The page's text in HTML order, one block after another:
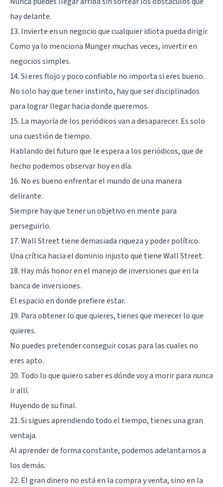
hay delante.
13. Invierte en un negocio que cualquier idiota pueda dirigir.
Como ya lo menciona Munger muchas veces, invertir en
negocios simples.
14. Si eres flojo y poco confiable no importa si eres bueno.
No solo hay que tener instinto, hay que ser disciplinados
para lograr llegar hacia donde queremos.
15. La mayoría de los periódicos van a desaparecer. Es solo
una cuestión de tiempo.
Hablando del futuro que le espera a los periódicos, que de
hecho podemos observar hoy en día.
16. No es bueno enfrentar el mundo de una manera
delirante.
Siempre hay que tener un objetivo en mente para
perseguirlo.
17. Wall Street tiene demasiada riqueza y poder político.
Una crítica hacia el dominio injusto que tiene Wall Street.
18. Hay más honor en el manejo de inversiones que en la
banca de inversiones.
El espacio en donde prefiere estar.
19. Para obtener lo que quieres, tienes que merecer lo que
quieres.
No puedes pretender conseguir cosas para las cuales no
eres apto.
20. Todo lo que quiero saber es dónde voy a morir para nunca
ir allí.
Huyendo de su final.
21. Si sigues aprendiendo todo el tiempo, tienes una gran
ventaja.
Al aprender de forma constante, podemos adelantarnos a
los demás.
22. El gran dinero no está en la compra y venta, sino en la